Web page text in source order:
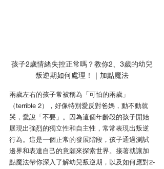
孩子2歲情緒失控正常嗎？教你2、3歲的幼兒
叛逆期如何處理！｜加點魔法
兩歲左右的孩子常被稱為「可怕的兩歲」
（terrible 2），好像特別愛反對爸媽，動不動就
哭，愛說「不要」。因為這個年齡段的孩子開始
展現出強烈的獨立性和自主性，常常表現出叛逆
行為。這是一個正常的發展階段，孩子通過測試
邊界和表達自己的意願來探索世界。接著就讓加
點魔法帶你深入了解幼兒叛逆期，以及如何應對2-